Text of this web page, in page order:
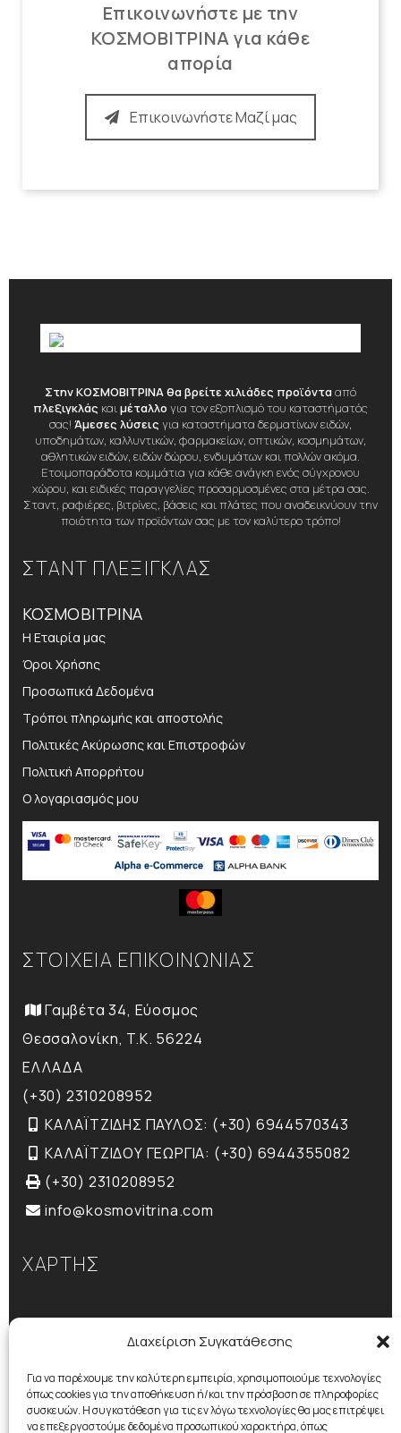
Διαχείριση Συγκατάθεσης
Για να παρέχουμε την καλύτερη εμπειρία, χρησιμοποιούμε τεχνολογίες
όπως cookies για την αποθήκευση ή/και την πρόσβαση σε πληροφορίες
συσκευών. Η συγκατάθεση για τις εν λόγω τεχνολογίες θα μας επιτρέψει
να επεξεργαστούμε δεδομένα προσωπικού χαρακτήρα, όπως
Επικοινωνήστε με την
ΚΟΣΜΟΒΙΤΡΙΝΑ για κάθε
απορία
Επικοινωνήστε Μαζί μας
Στην ΚΟΣΜΟΒΙΤΡΙΝΑ θα βρείτε χιλιάδες προϊόντααπό
πλεξιγκλάς καιμέταλλο για τον εξοπλισμό του καταστήματός
σας! Άμεσες λύσεις για καταστήματα δερματίνων ειδών,
υποδημάτων, καλλυντικών, φαρμακείων, οπτικών, κοσμημάτων,
αθλητικών ειδών, ειδών δώρου, ενδυμάτων και πολλών ακόμα.
Ετοιμοπαράδοτα κομμάτια για κάθε ανάγκη ενός σύγχρονου
χώρου, και ειδικές παραγγελίες προσαρμοσμένες στα μέτρα σας.
Σταντ, ραφιέρες, βιτρίνες, βάσεις και πλάτες που αναδεικνύουν την
ποιότητα των προϊόντων σας με τον καλύτερο τρόπο!
ΣΤΑΝΤ ΠΛΕΞΙΓΚΛΑΣ
ΚΟΣΜΟΒΙΤΡΙΝΑ
Η Εταιρία μας
Όροι Χρήσης
Προσωπικά Δεδομένα
Τρόποι πληρωμής και αποστολής
Πολιτικές Ακύρωσης και Επιστροφών
Πολιτική Απορρήτου
Ο λογαριασμός μου
ΣΤΟΙΧΕΙΑ ΕΠΙΚΟΙΝΩΝΙΑΣ
Γαμβέτα 34, Εύοσμος
Θεσσαλονίκη, T.K. 56224
ΕΛΛΑΔΑ
(+30) 2310208952
ΚΑΛΑΪΤΖΙΔΗΣ ΠΑΥΛΟΣ: (+30) 6944570343
ΚΑΛΑΪΤΖΙΔΟΥ ΓΕΩΡΓΙΑ: (+30) 6944355082
(+30) 2310208952
info@kosmovitrina.com
ΧΑΡΤΗΣ